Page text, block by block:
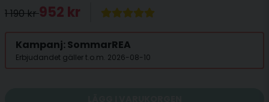
1 190 kr952 kr
Kampanj: SommarREA
Erbjudandet gäller t.o.m. 2026-08-10